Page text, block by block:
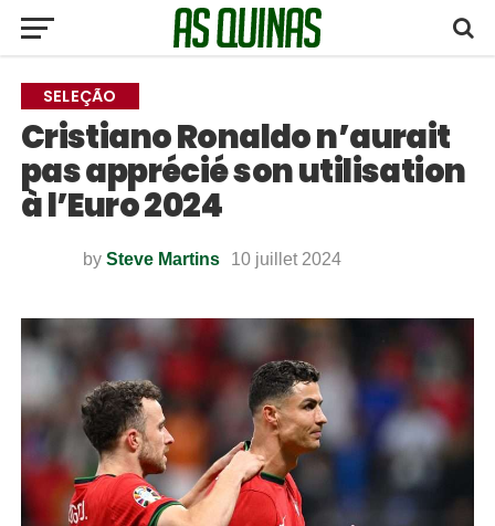
SELEÇÃO
Cristiano Ronaldo n’aurait
pas apprécié son utilisation
à l’Euro 2024
by Steve Martins 10 juillet 2024